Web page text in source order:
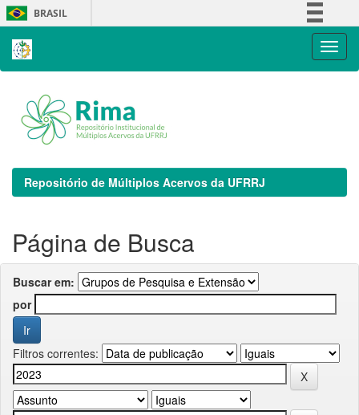
Skip
navigation
BRASIL
Repositório de Múltiplos Acervos da UFRRJ
Página de Busca
Buscar em:
por
Filtros correntes: